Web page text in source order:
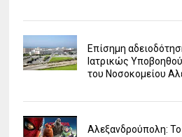
Επίσημη
Ιατρικώς
του Νοσοκομείου
Αλεξανδρούπολη: